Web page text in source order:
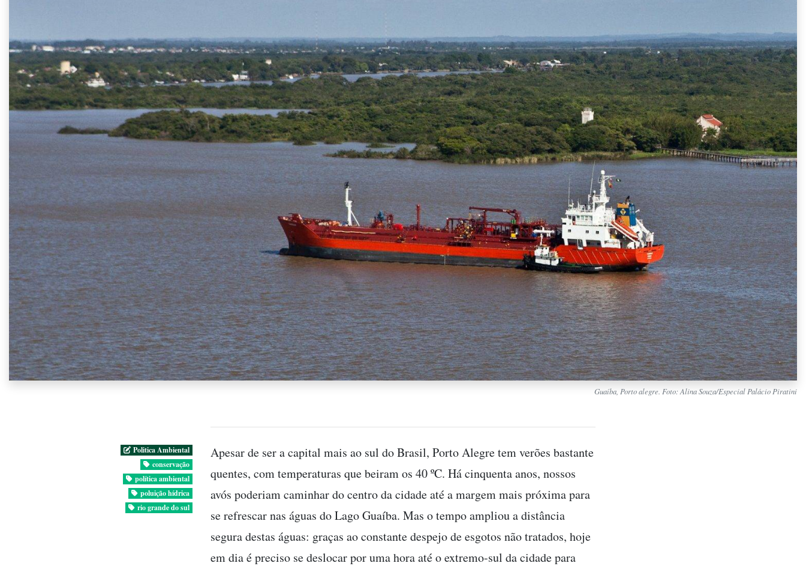
Guaíba, Porto alegre. Foto: Alina Souza/Especial Palácio Piratini
Politica Ambiental
conservação
política ambiental
poluição hídrica
rio grande do sul
Apesar de ser a capital mais ao sul do Brasil, Porto Alegre tem verões bastante
quentes, com temperaturas que beiram os 40 ºC. Há cinquenta anos, nossos
avós poderiam caminhar do centro da cidade até a margem mais próxima para
se refrescar nas águas do Lago Guaíba. Mas o tempo ampliou a distância
segura destas águas: graças ao constante despejo de esgotos não tratados, hoje
em dia é preciso se deslocar por uma hora até o extremo-sul da cidade para